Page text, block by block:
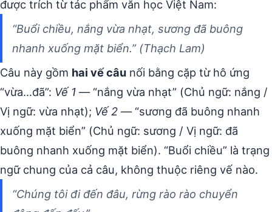
được trích từ tác phẩm văn học Việt Nam:
“Buổi chiều, nắng vừa nhạt, sương đã buông
nhanh xuống mặt biển.” (Thạch Lam)
Câu này gồm hai vế câu nối bằng cặp từ hô ứng
“vừa…đã”: Vế 1 — “nắng vừa nhạt” (Chủ ngữ: nắng /
Vị ngữ: vừa nhạt); Vế 2 — “sương đã buông nhanh
xuống mặt biển” (Chủ ngữ: sương / Vị ngữ: đã
buông nhanh xuống mặt biển). “Buổi chiều” là trạng
ngữ chung của cả câu, không thuộc riêng vế nào.
“Chúng tôi đi đến đâu, rừng rào rào chuyển